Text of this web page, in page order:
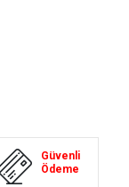
Güvenli
Ödeme